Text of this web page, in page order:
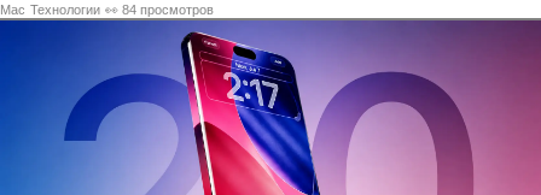
Mac Технологии 👀 84 просмотров